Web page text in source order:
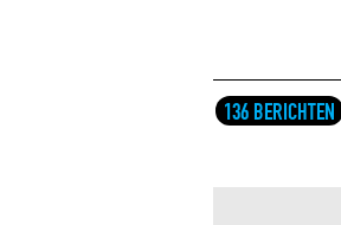
136 BERICHTEN